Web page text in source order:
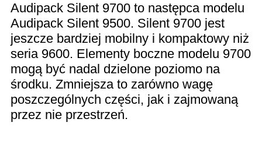
Audipack Silent 9700 to następca modelu
Audipack Silent 9500. Silent 9700 jest
jeszcze bardziej mobilny i kompaktowy niż
seria 9600. Elementy boczne modelu 9700
mogą być nadal dzielone poziomo na
środku. Zmniejsza to zarówno wagę
poszczególnych części, jak i zajmowaną
przez nie przestrzeń.